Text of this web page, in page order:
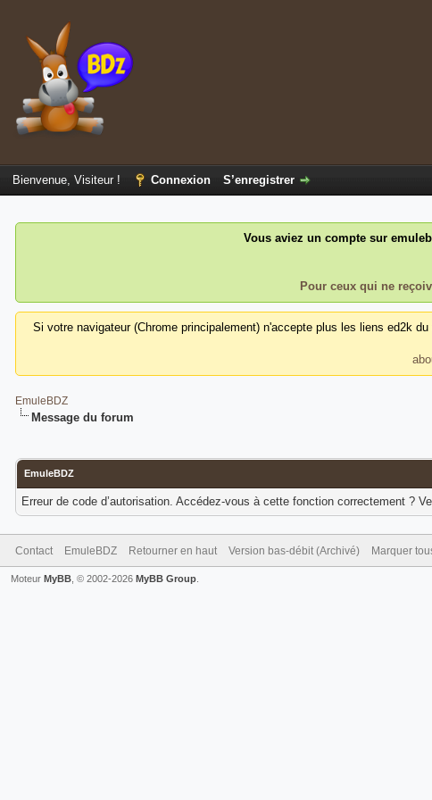
Bienvenue, Visiteur ! Connexion S’enregistrer
Vous aviez un compte sur
Pour ceux qui ne
Si votre navigateur (Chrome principalement) n'accepte plus les liens ed2k
EmuleBDZ
Message du forum
EmuleBDZ
Erreur de code d’autorisation. Accédez-vous à cette fonction correctement ?
Contact EmuleBDZ Retourner en haut Version bas-débit (Archivé) Marquer
Moteur MyBB, © 2002-2026 MyBB Group.